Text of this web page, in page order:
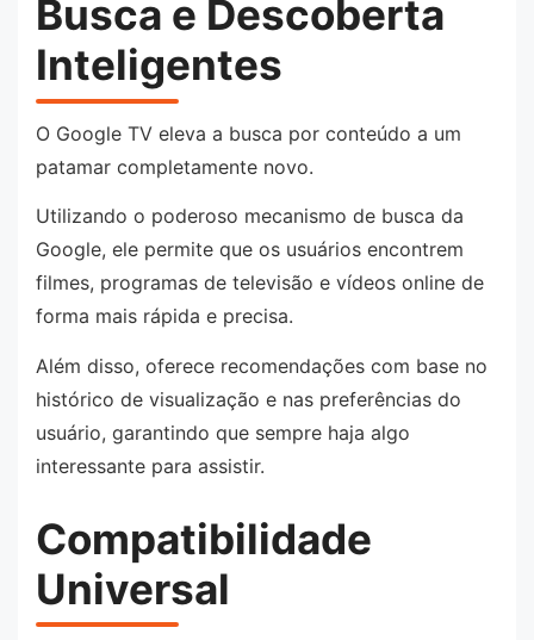
Busca e Descoberta
Inteligentes
O Google TV eleva a busca por conteúdo a um
patamar completamente novo.
Utilizando o poderoso mecanismo de busca da
Google, ele permite que os usuários encontrem
filmes, programas de televisão e vídeos online de
forma mais rápida e precisa.
Além disso, oferece recomendações com base no
histórico de visualização e nas preferências do
usuário, garantindo que sempre haja algo
interessante para assistir.
Compatibilidade
Universal